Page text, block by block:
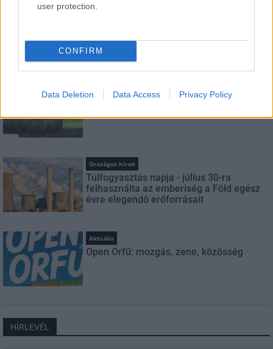
user protection.
CONFIRM
Data Deletion Data Access Privacy Policy
Minden, amit a GED Afrika projektről
tudni kell
Kultúra
Kihívások labirintusában
Országos hírek
Túlfogyasztás napja - július 30-ra
felhasználta az emberiség a Föld egész
évre elegendő erőforrásait
Aktuális
Open Orfű: mozgás, zene, közösség
HÍRLEVÉL